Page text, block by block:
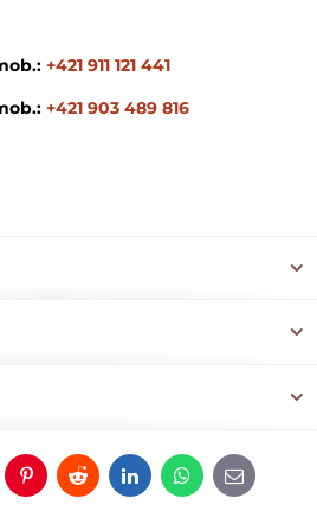
+421 911 121 441
+421 903 489 816
PinterestRedditLinkedInWhatsApp
E-
mail